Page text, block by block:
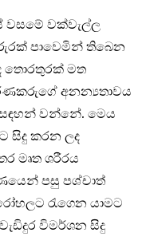
වසමේ වක්වැල්ල
පාවෙමින් තිබෙන
තොරතුරක් මත
අනන්‍යතාවය
වන්නේ. මෙය
සිදු කරන ලද
මෘත ශරීරය
පසු පශ්චාත්
රැගෙන යාමට
විමර්ශන සිදු